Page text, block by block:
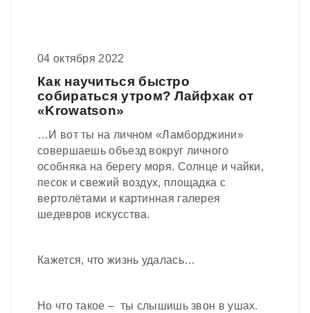
04 октября 2022
Как научиться быстро
собираться утром? Лайфхак от
«Krowatson»
…И вот ты на личном «Ламборджини»
совершаешь объезд вокруг личного
особняка на берегу моря. Солнце и чайки,
песок и свежий воздух, площадка с
вертолётами и картинная галерея
шедевров искусства.
Кажется, что жизнь удалась…
Но что такое – ты слышишь звон в ушах.